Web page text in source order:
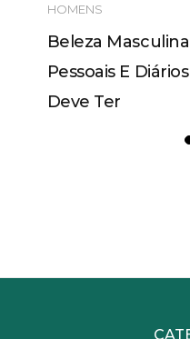
HOMENS
Beleza
Pessoais E
Deve Ter